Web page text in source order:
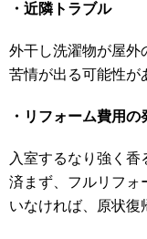
・近隣トラブル
外干し洗濯物が屋外
苦情が出る可能性が
・リフォーム費用の
入室するなり強く
済まず、フルリフォ
いなければ、原状復